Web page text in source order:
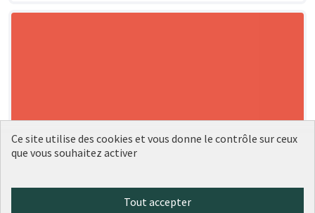
Ce site utilise des cookies et vous donne le contrôle sur ceux
que vous souhaitez activer
Tout accepter